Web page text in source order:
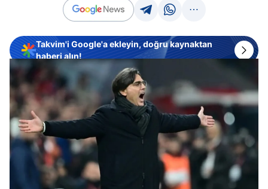
Takvim'i Google'a ekleyin, doğru kaynaktan
haberi alın!